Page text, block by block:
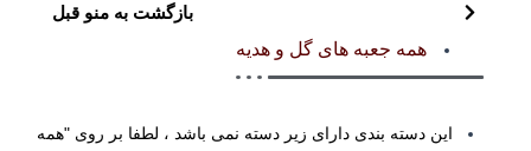
بازگشت به منو قبل
همه جعبه های گل و هدیه
این دسته بندی دارای زیر دسته نمی باشد ، لطفا بر روی "همه